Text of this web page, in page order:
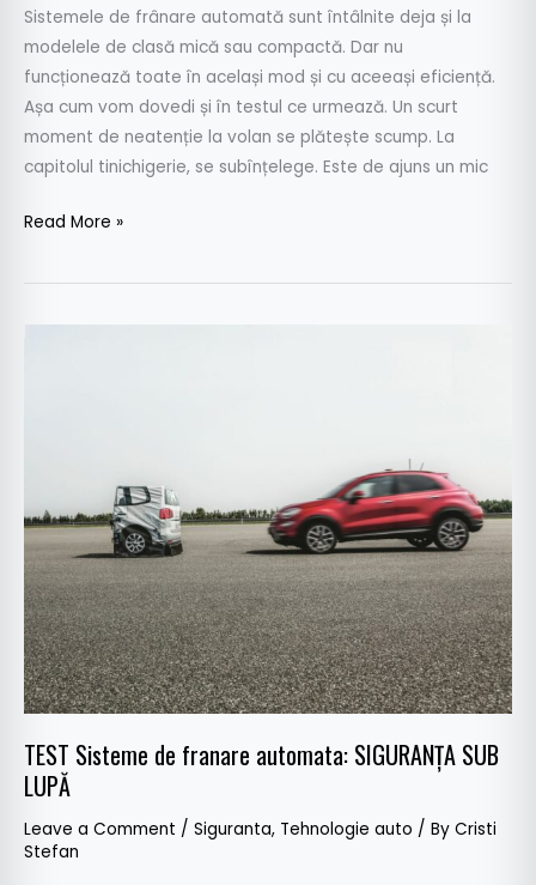
Sistemele de frânare automată sunt întâlnite deja și la
modelele de clasă mică sau compactă. Dar nu
funcționează toate în același mod și cu aceeași eficiență.
Așa cum vom dovedi și în testul ce urmează. Un scurt
moment de neatenție la volan se plătește scump. La
capitolul tinichigerie, se subînțelege. Este de ajuns un mic
Read More »
TEST Sisteme de franare automata: SIGURANȚA SUB
LUPĂ
Leave a Comment / Siguranta, Tehnologie auto / By Cristi
Stefan
SUB
LUPĂ